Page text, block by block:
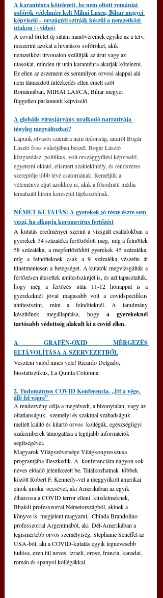
A karanténra kötelezett, be nem oltott romániai
sofőrök védelmére kelt Mihai Lasca, Bihar megyei
képviselő – országúti sztrájk készül a nemzetközi
utakon (+videó)
A covid őrület új sátáni manővereinek egyike az a terv,
miszerint azokat a hivatásos sofőröket, akik
nemzetközi útvonalon szállítják az árut vagy az
utasokat, minden út után karanténra akarják kötelezni.
Ez ellen az eszement és semmilyen orvosi alappal alá
nem támasztott intézkedés ellen emelt szót
Romániában, MIHAI LASCA, Bihar megyei
független parlamenti képviselő.
A globális vírusjárvány uralkodó narratívája
tényleg megváltozhat?
Lapunk olvasói számára nem újdonság, amiről Bogár
László friss videójában beszél. Bogár László
közgazdász, politikus, volt országgyűlési képviselő,
egyetemi oktató, elismert szaktekintély, és rendszeres
szereplője több tévé csatornának. Reméljük a
véleménye eljut azokhoz is, akik a fősodratú média
tematizált hírein keresztül tájékozódnak.
NÉMET KUTATÁS: A gyerekek jó része észre sem
veszi, ha elkapja koronavírus fertőzést
A kutatás eredményei szerint a vizsgált családokban a
gyerekek 34 százaléka fertőződött meg, míg a felnőttek
58 százaléka; a megfertőződött gyerekek 45 százaléka,
míg a felnőtteknek csak a 9 százaléka vészelte át
tünetmentesen a betegséget. A kutatók megvizsgálták a
fertőzésen átesettek antitestszintjét is, és azt tapasztalták,
hogy még a fertőzés után 11-12 hónappal is a
gyerekeknél jóval magasabb volt a covidspecifikus
antitestszint, mint a felnőtteknél. A tanulmány
készítőnek megállapítása, hogy a gyerekeknél
tartósabb védettség alakult ki a covid ellen.
A GRAFÉN-OXID MÉRGEZÉS
ELTÁVOLÍTÁSA A SZERVEZETBŐL
Veszteni valód nincs vele! Ricardo Delgado,
biostatisztikus, La Quinta Columna.
2. Tudományos COVID Konferencia. „Itt a vége,
állj fel végre”
A rendezvény célja a megtévedt, a bizonytalan, vagy az
oltatlanságuk,  személyi és szakmai szabadságuk
mellett kiálló és kitartó orvos  kollégák, egészségügyi
szakemberek támogatása a legújabb információk
segítségével.
Magyarok Világszövetsége Világkongresszusa
programjába illeszkedik. A  konferenciára nagyon sok
neves előadó jelentkezett be. Találkozhatnak  többek
között Robert F. Kennedy-vel a meggyilkolt amerikai
elnök unoka  öccsével, aki Amerikában az egyik
élharcosa a COVID terror elleni  küzdelmeknek,
Bhakdi professzorral Németországból, akinek a
könyve is  megjelent magyarul,  Chinda Brandolino
professzorral Argentínából, aki  Dél-Amerikában a
legismertebb orvos személyiség, Stephanie Seneffel az
USA-ból, aki a COVID-kutatás egyik legnevesebb
tudósa, ezen túl neves  izraeli, orosz, francia, kanadai,
román és spanyol kollégákkal.